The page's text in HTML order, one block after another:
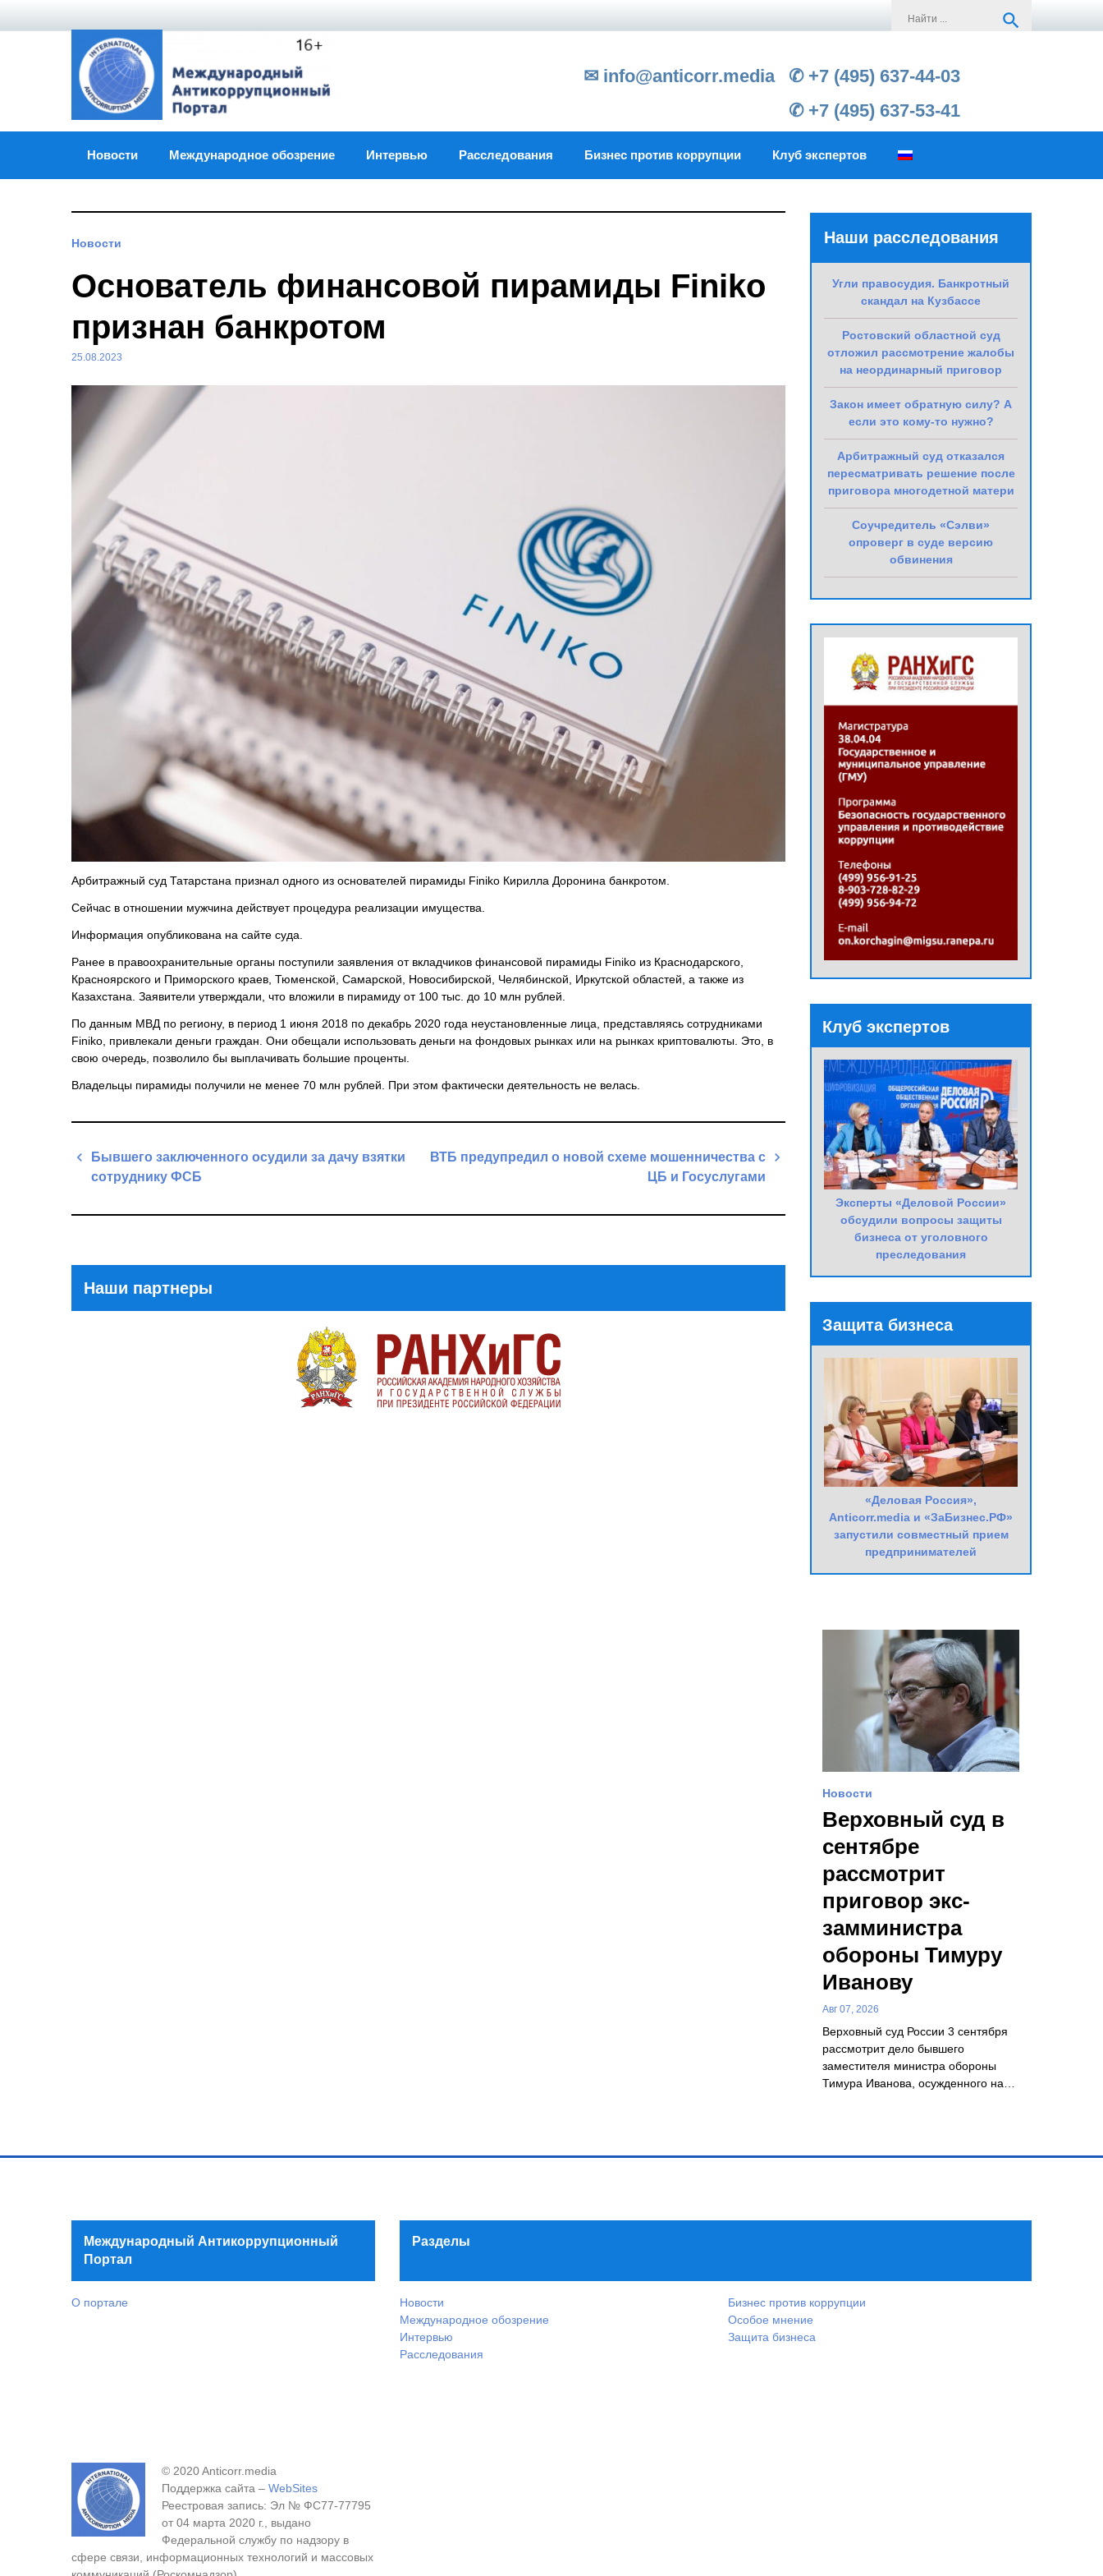
search
✉ info@anticorr.media
✆ +7 (495) 637-44-03
✆ +7 (495) 637-53-41
Новости Международное обозрение Интервью Расследования Бизнес против коррупции Клуб экспертов
Новости
Основатель финансовой пирамиды Finiko
признан банкротом
25.08.2023
Арбитражный суд Татарстана признал одного из основателей пирамиды Finiko Кирилла Доронина банкротом.
Сейчас в отношении мужчина действует процедура реализации имущества.
Информация опубликована на сайте суда.
Ранее в правоохранительные органы поступили заявления от вкладчиков финансовой пирамиды Finiko из Краснодарского,
Красноярского и Приморского краев, Тюменской, Самарской, Новосибирской, Челябинской, Иркутской областей, а также из
Казахстана. Заявители утверждали, что вложили в пирамиду от 100 тыс. до 10 млн рублей.
По данным МВД по региону, в период 1 июня 2018 по декабрь 2020 года неустановленные лица, представляясь сотрудниками
Finiko, привлекали деньги граждан. Они обещали использовать деньги на фондовых рынках или на рынках криптовалюты. Это, в
свою очередь, позволило бы выплачивать большие проценты.
Владельцы пирамиды получили не менее 70 млн рублей. При этом фактически деятельность не велась.
Навигация
по
Бывшего заключенного осудили за дачу взятки
сотруднику ФСБ
ВТБ предупредил о новой схеме мошенничества с
ЦБ и Госуслугами
Наши партнеры
Наши расследования
Угли правосудия. Банкротный
скандал на Кузбассе
Ростовский областной суд
отложил рассмотрение жалобы
на неординарный приговор
Закон имеет обратную силу? А
если это кому-то нужно?
Арбитражный суд отказался
пересматривать решение после
приговора многодетной матери
Соучредитель «Сэлви»
опроверг в суде версию
обвинения
Клуб экспертов
Эксперты «Деловой России»
обсудили вопросы защиты
бизнеса от уголовного
преследования
Защита бизнеса
«Деловая Россия»,
Anticorr.media и «ЗаБизнес.РФ»
запустили совместный прием
предпринимателей
Новости
Верховный суд в
сентябре
рассмотрит
приговор экс-
замминистра
обороны Тимуру
Иванову
Авг 07, 2026
Верховный суд России 3 сентября
рассмотрит дело бывшего
заместителя министра обороны
Тимура Иванова, осужденного на…
Международный Антикоррупционный
Портал
О портале
Разделы
Новости
Международное обозрение
Интервью
Расследования
Бизнес против коррупции
Особое мнение
Защита бизнеса
© 2020 Anticorr.media
Поддержка сайта – WebSites
Реестровая запись: Эл № ФС77-77795
от 04 марта 2020 г., выдано
Федеральной службу по надзору в
сфере связи, информационных технологий и массовых